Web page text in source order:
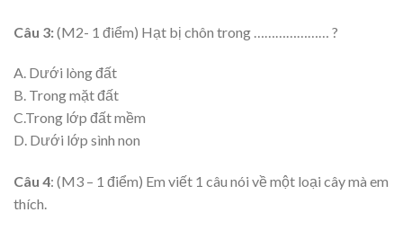
Câu 3:(M2- 1 điểm) Hạt bị chôn trong ………………… ?
A. Dưới lòng đất
B. Trong mặt đất
C.Trong lớp đất mềm
D. Dưới lớp sình non
Câu 4: (M3 – 1 điểm) Em viết 1 câu nói về một loại cây mà em
thích.